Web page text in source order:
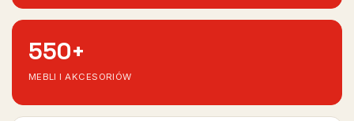
550+
MEBLI I AKCESORIÓW